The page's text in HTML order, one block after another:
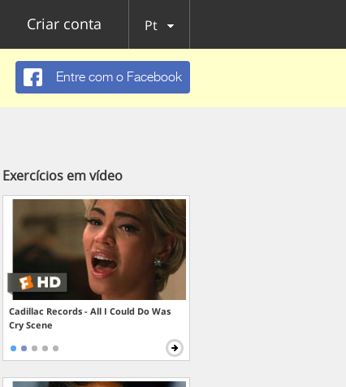
Criar conta Pt
Entre com o Facebook
Exercícios em vídeo
Cadillac Records - All I Could Do Was
Cry Scene